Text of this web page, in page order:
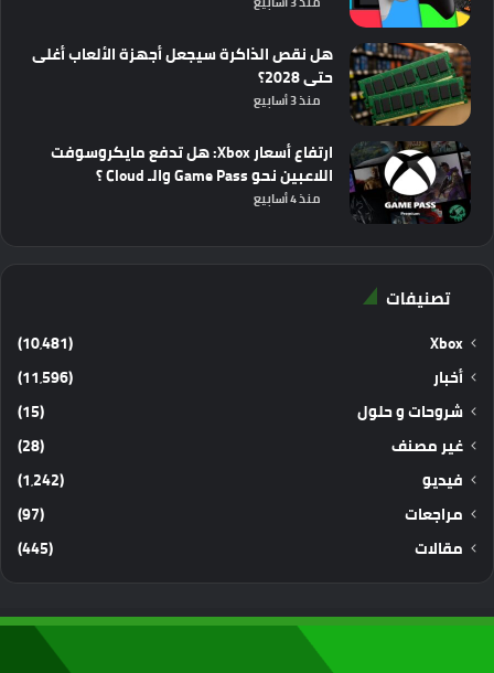
هل نقص الذاكرة سيجعل أجهزة الألعاب أغلى
حتى 2028؟
منذ 3 أسابيع
ارتفاع أسعار Xbox: هل تدفع مايكروسوفت
اللاعبين نحو Game Pass والـ Cloud ؟
منذ 4 أسابيع
تصنيفات
Xbox
(10٬481)
أخبار
(11٬596)
شروحات و حلول
(15)
غير مصنف
(28)
فيديو
(1٬242)
مراجعات
(97)
مقالات
(445)